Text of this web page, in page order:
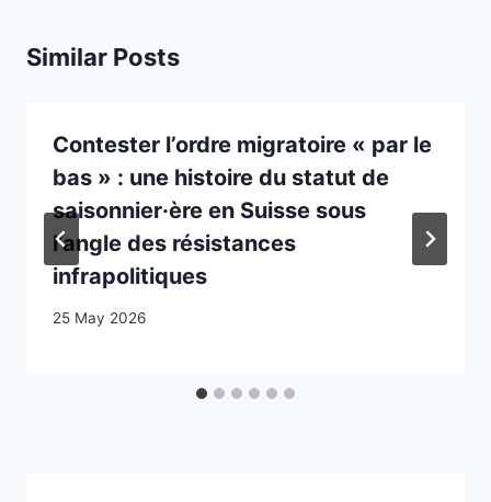
Similar Posts
Contester l’ordre migratoire « par le
bas » : une histoire du statut de
saisonnier·ère en Suisse sous
l’angle des résistances
infrapolitiques
25 May 2026